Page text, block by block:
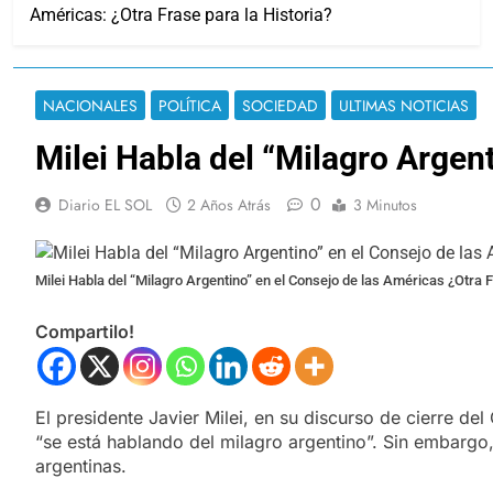
Américas: ¿Otra Frase para la Historia?
NACIONALES POLÍTICA SOCIEDAD ULTIMAS NOTICIAS
Milei Habla del “Milagro
Diario EL SOL 2 Años Atrás 0 3 Minutos
Milei Habla del “Milagro Argentino” en el Consejo de las Américas ¿Otra
Compartilo!
El presidente Javier Milei, en su discurso de cierre
“se está hablando del milagro argentino”. Sin
argentinas.